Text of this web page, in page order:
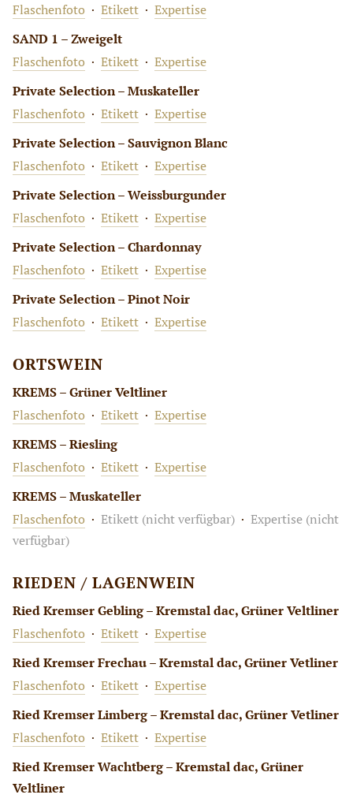
Flaschenfoto · Etikett · Expertise
SAND 1 – Zweigelt
Flaschenfoto · Etikett · Expertise
Private Selection – Muskateller
Flaschenfoto · Etikett · Expertise
Private Selection – Sauvignon Blanc
Flaschenfoto · Etikett · Expertise
Private Selection – Weissburgunder
Flaschenfoto · Etikett · Expertise
Private Selection – Chardonnay
Flaschenfoto · Etikett · Expertise
Private Selection – Pinot Noir
Flaschenfoto · Etikett · Expertise
ORTSWEIN
KREMS – Grüner Veltliner
Flaschenfoto · Etikett · Expertise
KREMS – Riesling
Flaschenfoto · Etikett · Expertise
KREMS – Muskateller
Flaschenfoto · Etikett (nicht verfügbar) · Expertise (nicht
verfügbar)
RIEDEN / LAGENWEIN
Ried Kremser Gebling – Kremstal dac, Grüner Veltliner
Flaschenfoto · Etikett · Expertise
Ried Kremser Frechau – Kremstal dac, Grüner Vetliner
Flaschenfoto · Etikett · Expertise
Ried Kremser Limberg – Kremstal dac, Grüner Vetliner
Flaschenfoto · Etikett · Expertise
Ried Kremser Wachtberg – Kremstal dac, Grüner
Veltliner